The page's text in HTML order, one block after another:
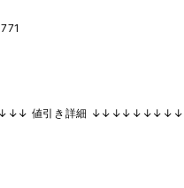
値引き詳細